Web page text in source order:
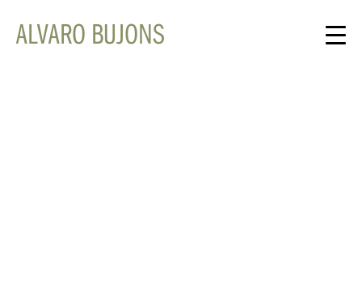
ALVARO BUJONS